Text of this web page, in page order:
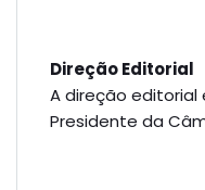
Direção Editorial
A direção editorial
Presidente da